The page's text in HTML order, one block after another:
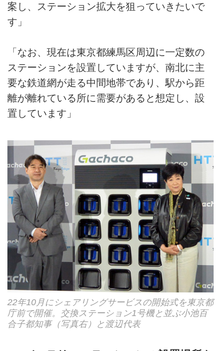
案し、ステーション拡大を狙っていきたいで
す」
「なお、現在は東京都練馬区周辺に一定数の
ステーションを設置していますが、南北に主
要な鉄道網が走る中間地帯であり、駅から距
離が離れている所に需要があると想定し、設
置しています」
22年10月にシェアリングサービスの開始式を東京都
庁前で開催。交換ステーション1号機と並ぶ小池百
合子都知事（写真右）と渡辺代表